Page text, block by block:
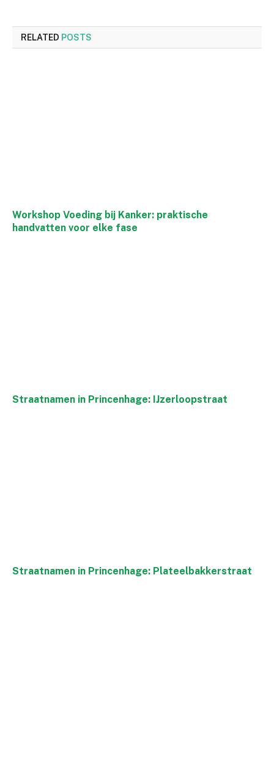
RELATED POSTS
Workshop Voeding bij Kanker: praktische
handvatten voor elke fase
Straatnamen in Princenhage: IJzerloopstraat
Straatnamen in Princenhage: Plateelbakkerstraat